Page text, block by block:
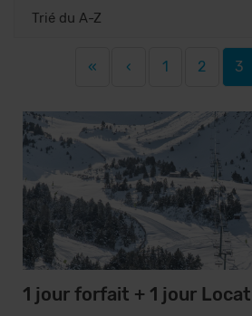
« ‹ 1 2 3
1 jour forfait + 1 jour